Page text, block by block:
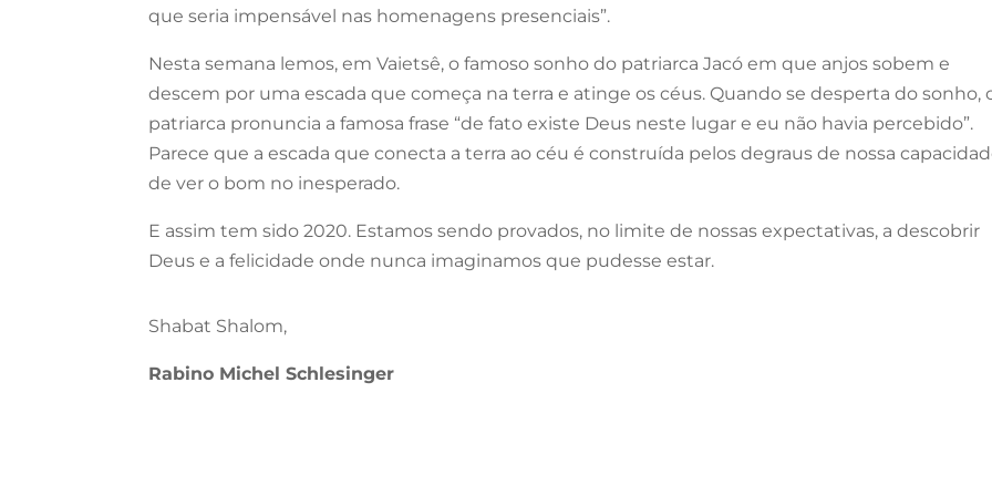
que seria impensável nas homenagens presenciais”.
Nesta semana lemos, em Vaietsê, o famoso sonho do patriarca Jacó em que anjos sobem e
descem por uma escada que começa na terra e atinge os céus. Quando se desperta do sonho,
patriarca pronuncia a famosa frase “de fato existe Deus neste lugar e eu não havia percebido”.
Parece que a escada que conecta a terra ao céu é construída pelos degraus de nossa
de ver o bom no inesperado.
E assim tem sido 2020. Estamos sendo provados, no limite de nossas expectativas, a descobrir
Deus e a felicidade onde nunca imaginamos que pudesse estar.
Shabat Shalom,
Rabino Michel Schlesinger